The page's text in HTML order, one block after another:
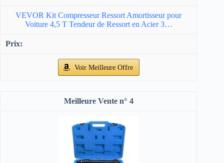
VEVOR Kit Compresseur Ressort Amortisseur pour
Voiture 4,5 T Tendeur de Ressort en Acier 3…
Voir Meilleure Offre
4